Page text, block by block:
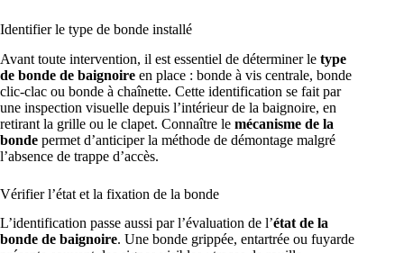
Identifier le type de bonde installé
Avant toute intervention, il est essentiel de déterminer le type
de bonde de baignoire en place : bonde à vis centrale, bonde
clic-clac ou bonde à chaînette. Cette identification se fait par
une inspection visuelle depuis l’intérieur de la baignoire, en
retirant la grille ou le clapet. Connaître le mécanisme de la
bonde permet d’anticiper la méthode de démontage malgré
l’absence de trappe d’accès.
Vérifier l’état et la fixation de la bonde
L’identification passe aussi par l’évaluation de l’état de la
bonde de baignoire. Une bonde grippée, entartrée ou fuyarde